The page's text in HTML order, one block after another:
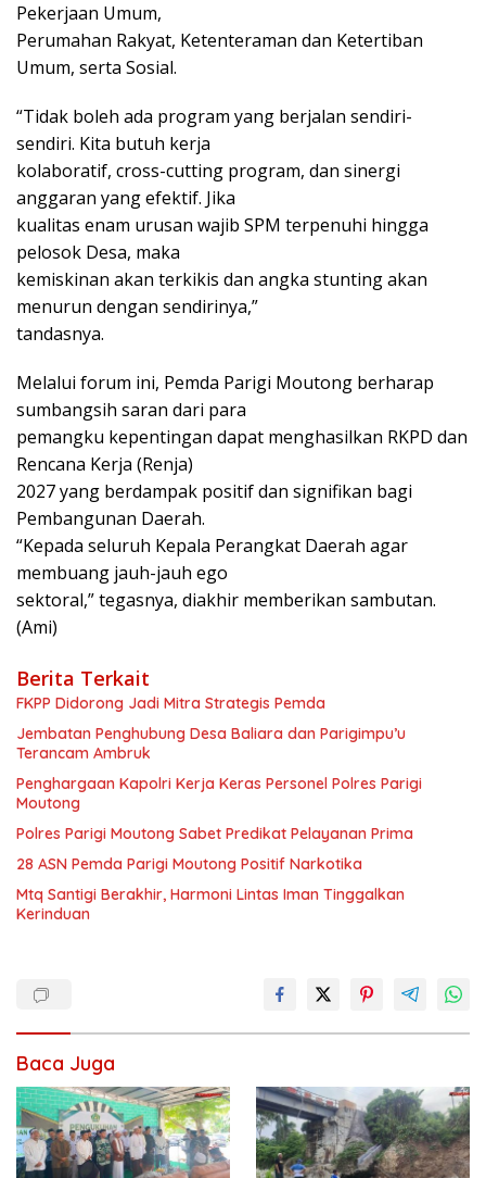
Pekerjaan Umum,
Perumahan Rakyat, Ketenteraman dan Ketertiban
Umum, serta Sosial.
“Tidak boleh ada program yang berjalan sendiri-
sendiri. Kita butuh kerja
kolaboratif, cross-cutting program, dan sinergi
anggaran yang efektif. Jika
kualitas enam urusan wajib SPM terpenuhi hingga
pelosok Desa, maka
kemiskinan akan terkikis dan angka stunting akan
menurun dengan sendirinya,”
tandasnya.
Melalui forum ini, Pemda Parigi Moutong berharap
sumbangsih saran dari para
pemangku kepentingan dapat menghasilkan RKPD dan
Rencana Kerja (Renja)
2027 yang berdampak positif dan signifikan bagi
Pembangunan Daerah.
“Kepada seluruh Kepala Perangkat Daerah agar
membuang jauh-jauh ego
sektoral,” tegasnya, diakhir memberikan sambutan.
(Ami)
Berita Terkait
FKPP Didorong Jadi Mitra Strategis Pemda
Jembatan Penghubung Desa Baliara dan Parigimpu’u
Terancam Ambruk
Penghargaan Kapolri Kerja Keras Personel Polres Parigi
Moutong
Polres Parigi Moutong Sabet Predikat Pelayanan Prima
28 ASN Pemda Parigi Moutong Positif Narkotika
Mtq Santigi Berakhir, Harmoni Lintas Iman Tinggalkan
Kerinduan
Baca Juga